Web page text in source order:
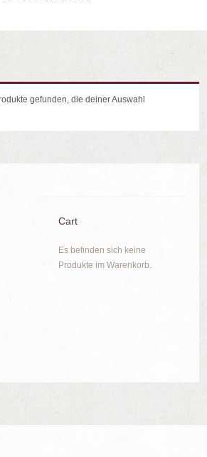
gefunden, die deiner Auswahl
Cart
Es befinden sich keine
Produkte im Warenkorb.